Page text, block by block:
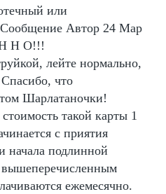
или
Сообщение Автор 24 Мар
Н О!!!
лейте нормально,
что
Шарлатаночки!
такой карты 1
с приятия
начала подлинной
вышеперечисленным
ежемесячно.